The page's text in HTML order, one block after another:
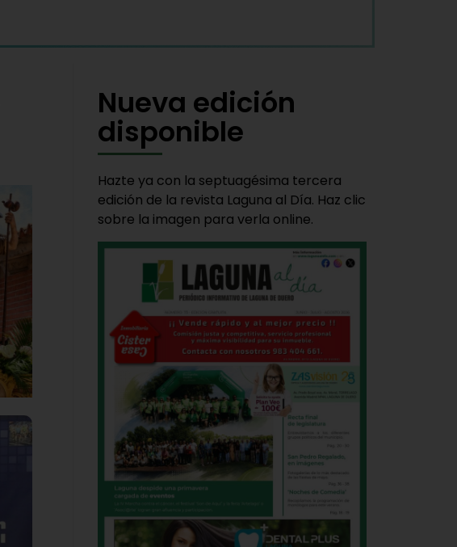
Nueva edición
disponible
Hazte ya con la septuagésima tercera
edición de la revista Laguna al Día. Haz clic
sobre la imagen para verla online.